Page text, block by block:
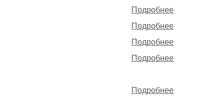
Подробнее
Подробнее
Подробнее
Подробнее
Подробнее